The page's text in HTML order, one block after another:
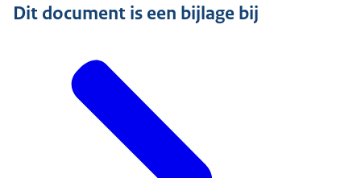
Dit document is een bijlage bij